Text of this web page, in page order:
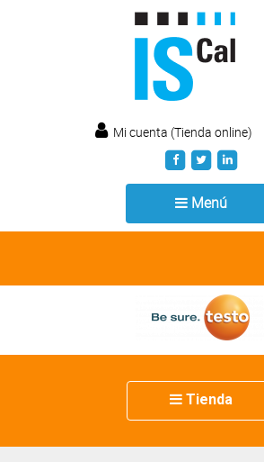
Mi cuenta (Tienda online)
Menú
Tienda